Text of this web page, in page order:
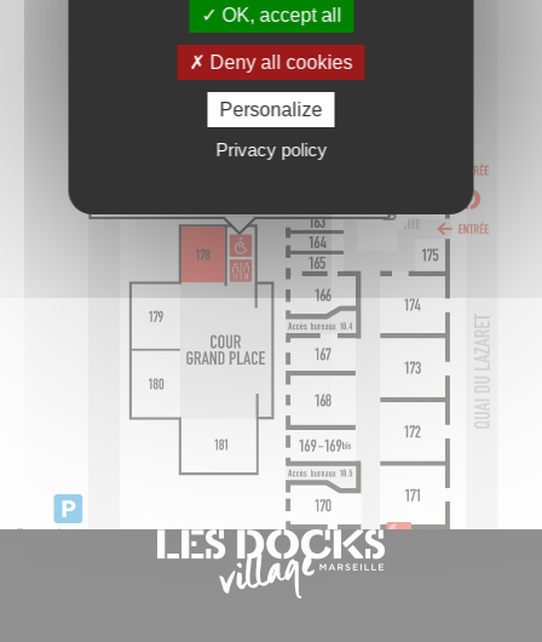
OK, accept all
Deny all cookies
Personalize
Privacy policy